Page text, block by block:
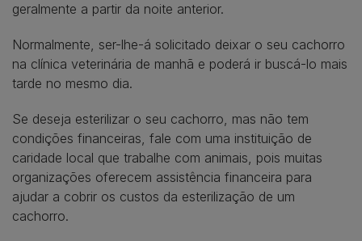
geralmente a partir da noite anterior.
Normalmente, ser-lhe-á solicitado deixar o seu cachorro
na clínica veterinária de manhã e poderá ir buscá-lo mais
tarde no mesmo dia.
Se deseja esterilizar o seu cachorro, mas não tem
condições financeiras, fale com uma instituição de
caridade local que trabalhe com animais, pois muitas
organizações oferecem assistência financeira para
ajudar a cobrir os custos da esterilização de um
cachorro.